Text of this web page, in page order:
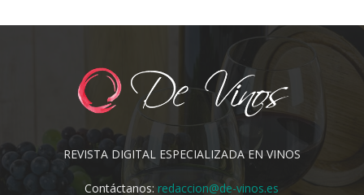
REVISTA DIGITAL ESPECIALIZADA EN VINOS
Contáctanos:redaccion@de-vinos.es